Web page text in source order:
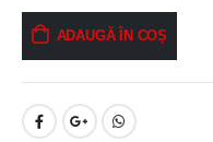
ADAUGĂ ÎN COȘ